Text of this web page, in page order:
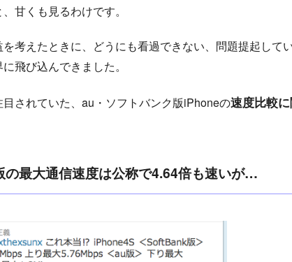
甘くも見るわけです。
考えたときに、どうにも看過できない、問題提起して
飛び込んできました。
されていた、au・ソフトバンク版iPhoneの速度比較
の最大通信速度は公称で4.64倍も速いが…